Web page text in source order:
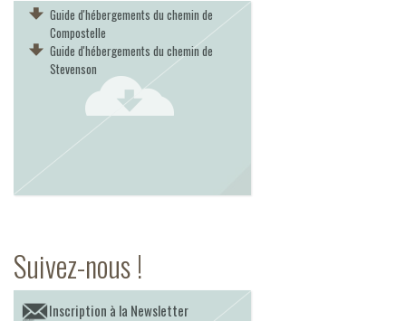
Guide d'hébergements du chemin de
Compostelle
Guide d'hébergements du chemin de
Stevenson
Suivez-nous !
Inscription à la Newsletter